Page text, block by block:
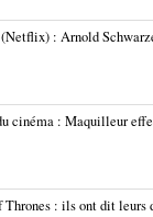
: Arnold
cinéma : Maquilleur
Thrones : ils ont dit leurs